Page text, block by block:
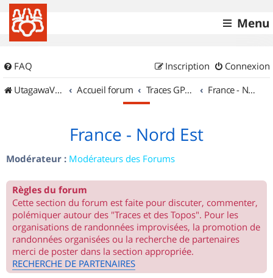
Menu
FAQ Connexion
Inscription
UtagawaVTT (Randos VTT et VTTAE avec traces GPS)
Accueil forum Traces GPS de randos VTT France - Nord Est
France - Nord Est
Modérateur : Modérateurs des Forums
Règles du forum
Cette section du forum est faite pour discuter, commenter,
polémiquer autour des "Traces et des Topos". Pour les
organisations de randonnées improvisées, la promotion de
randonnées organisées ou la recherche de partenaires
merci de poster dans la section appropriée.
RECHERCHE DE PARTENAIRES